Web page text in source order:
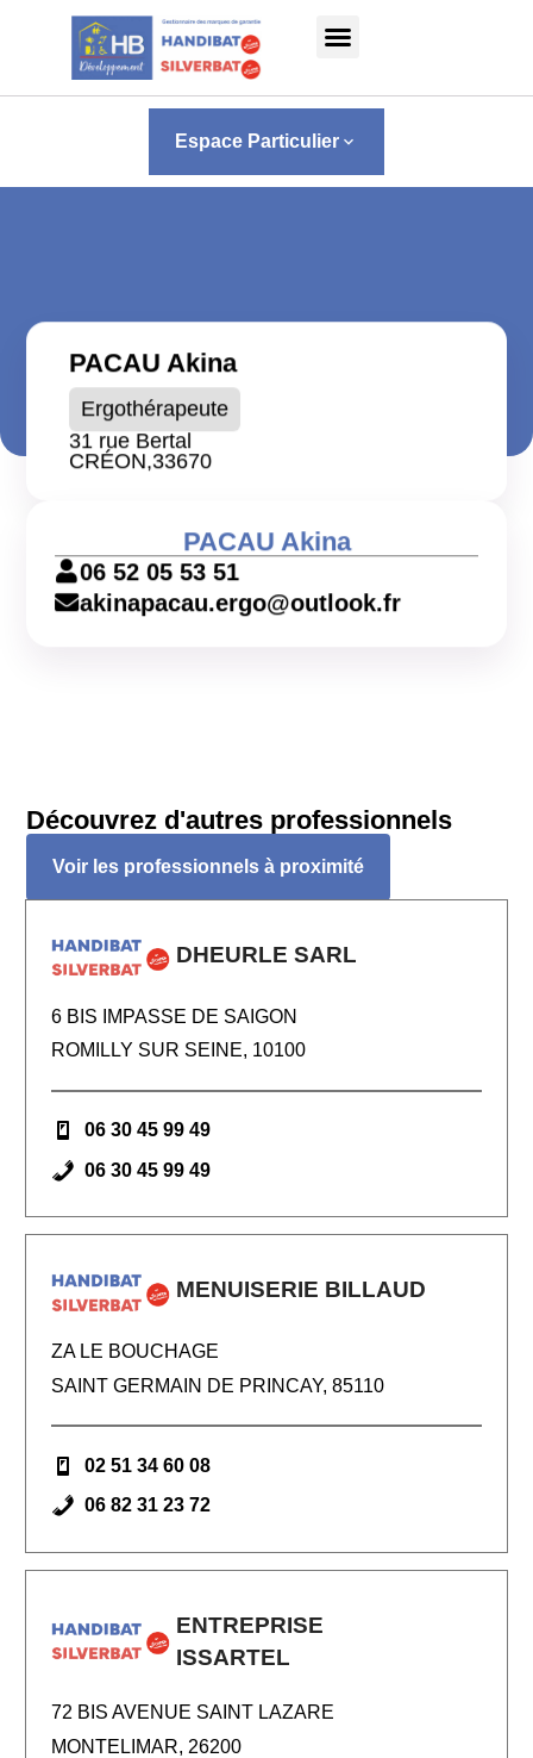
Panneau de gestion des cookies
Espace Particulier keyboard_arrow_down
PACAU Akina
Ergothérapeute
31 rue Bertal
CRÉON,33670
PACAU Akina
06 52 05 53 51
akinapacau.ergo@outlook.fr
Découvrez d'autres professionnels
Voir les professionnels à proximité
DHEURLE SARL
6 BIS IMPASSE DE SAIGON
ROMILLY SUR SEINE, 10100
06 30 45 99 49
06 30 45 99 49
MENUISERIE BILLAUD
ZA LE BOUCHAGE
SAINT GERMAIN DE PRINCAY, 85110
02 51 34 60 08
06 82 31 23 72
ENTREPRISE
ISSARTEL
72 BIS AVENUE SAINT LAZARE
MONTELIMAR, 26200